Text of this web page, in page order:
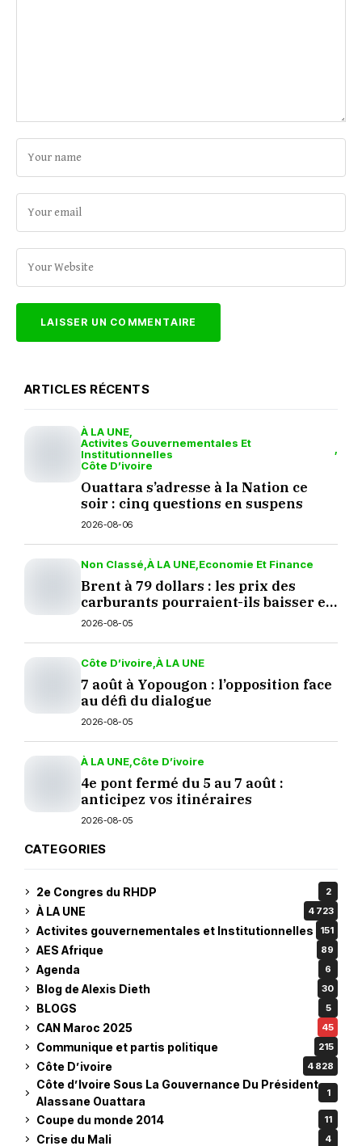
ARTICLES RÉCENTS
À LA UNE
Activites Gouvernementales Et
Institutionnelles
Côte D’ivoire
Ouattara s’adresse à la Nation ce
soir : cinq questions en suspens
2026-08-06
Non Classé À LA UNE Economie Et Finance
Brent à 79 dollars : les prix des
carburants pourraient-ils baisser en
septembre ?
2026-08-05
Côte D’ivoire À LA UNE
7 août à Yopougon : l’opposition face
au défi du dialogue
2026-08-05
À LA UNE Côte D’ivoire
4e pont fermé du 5 au 7 août :
anticipez vos itinéraires
2026-08-05
CATEGORIES
2e Congres du RHDP 2
À LA UNE 4 723
Activites gouvernementales et Institutionnelles 151
AES Afrique 89
Agenda 6
Blog de Alexis Dieth 30
BLOGS 5
CAN Maroc 2025 45
Communique et partis politique 215
Côte D’ivoire 4 828
Côte d’Ivoire Sous La Gouvernance Du Président
Alassane Ouattara
1
Coupe du monde 2014 11
Crise du Mali 4